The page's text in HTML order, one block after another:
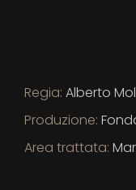
Alberto